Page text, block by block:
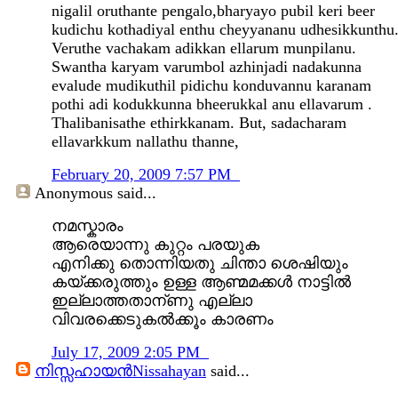
nigalil oruthante pengalo,bharyayo pubil keri beer
kudichu kothadiyal enthu cheyyananu udhesikkunthu.
Veruthe vachakam adikkan ellarum munpilanu.
Swantha karyam varumbol azhinjadi nadakunna
evalude mudikuthil pidichu konduvannu karanam
pothi adi kodukkunna bheerukkal anu ellavarum .
Thalibanisathe ethirkkanam. But, sadacharam
ellavarkkum nallathu thanne,
February 20, 2009 7:57 PM
Anonymous said...
നമസ്കാരം
ആരെയാന്നു കുറ്റം പരയുക
എനിക്കു തൊന്നിയതു ചിന്താ ശെഷിയും
കയ്ക്കരുത്തും ഉള്ള ആണ്മമക്കള്‍ നാട്ടില്‍
ഇല്ലാത്തതാന്ണു എല്ലാ
വിവരക്കെടുകല്‍ക്കൂം കാരണം
July 17, 2009 2:05 PM
നിസ്സഹായന്‍Nissahayan said...